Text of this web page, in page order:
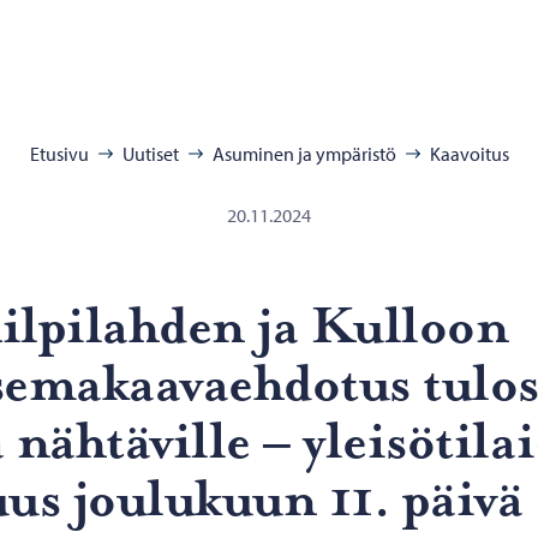
Etusivu Uutiset Asuminen ja ympäristö Kaavoitus
20.11.2024
ja Kul­loon
näh­tä­vil­le –
jou­lu­kuun 11. päivä